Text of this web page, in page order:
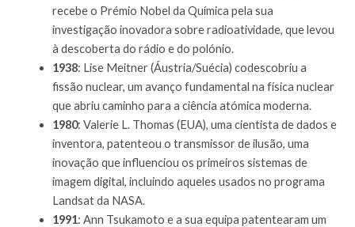
recebe o Prémio Nobel da Química pela sua
investigação inovadora sobre radioatividade, que levou
à descoberta do rádio e do polónio.
1938: Lise Meitner (Áustria/Suécia) codescobriu a
fissão nuclear, um avanço fundamental na física nuclear
que abriu caminho para a ciência atómica moderna.
1980: Valerie L. Thomas (EUA), uma cientista de dados e
inventora, patenteou o transmissor de ilusão, uma
inovação que influenciou os primeiros sistemas de
imagem digital, incluindo aqueles usados no programa
Landsat da NASA.
1991: Ann Tsukamoto e a sua equipa patentearam um